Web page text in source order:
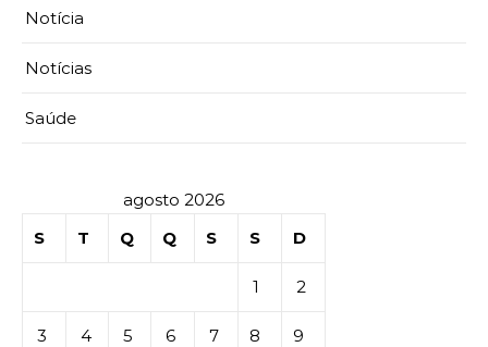
Notícia
Notícias
Saúde
agosto 2026
S
T Q Q S S D
1 2
3 4 5 6 7 8 9